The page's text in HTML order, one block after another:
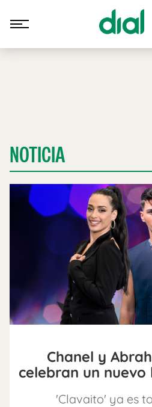
NOTICIA
Chanel y
celebran un
'Clavaito' ya es